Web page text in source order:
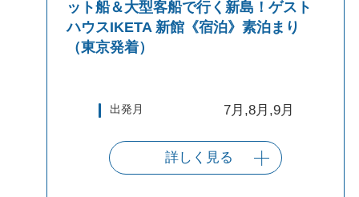
ット船＆大型客船で行く新島！ゲスト
ハウスIKETA 新館《宿泊》素泊まり
（東京発着）
出発月 7月,8月,9月
出発港
東京（竹芝客船
詳しく見る